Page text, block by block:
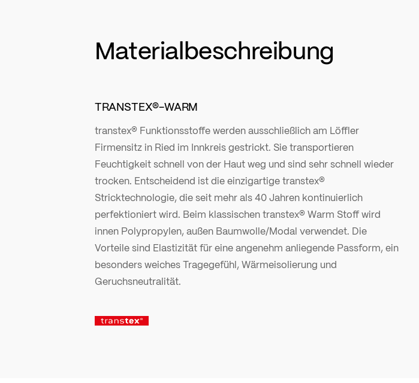
Materialbeschreibung
TRANSTEX®-WARM
transtex® Funktionsstoffe werden ausschließlich am Löffler
Firmensitz in Ried im Innkreis gestrickt. Sie transportieren
Feuchtigkeit schnell von der Haut weg und sind sehr schnell wieder
trocken. Entscheidend ist die einzigartige transtex®
Stricktechnologie, die seit mehr als 40 Jahren kontinuierlich
perfektioniert wird. Beim klassischen transtex® Warm Stoff wird
innen Polypropylen, außen Baumwolle/Modal verwendet. Die
Vorteile sind Elastizität für eine angenehm anliegende Passform, ein
besonders weiches Tragegefühl, Wärmeisolierung und
Geruchsneutralität.